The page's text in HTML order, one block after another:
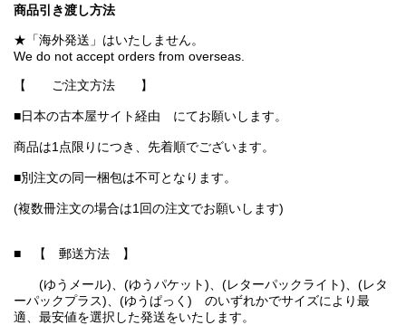
商品引き渡し方法
★「海外発送」はいたしません。
We do not accept orders from overseas.
【 ご注文方法 】
■日本の古本屋サイト経由 にてお願いします。
商品は1点限りにつき、先着順でございます。
■別注文の同一梱包は不可となります。
(複数冊注文の場合は1回の注文でお願いします)
■ 【 郵送方法 】
(ゆうメール)、(ゆうパケット)、(レターパックライト)、(レタ
ーパックプラス)、(ゆうぱっく) のいずれかでサイズにより最
適、最安値を選択した発送をいたします。